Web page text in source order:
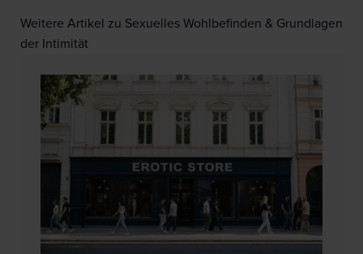
Weitere Artikel zu Sexuelles Wohlbefinden & Grundlagen
der Intimität